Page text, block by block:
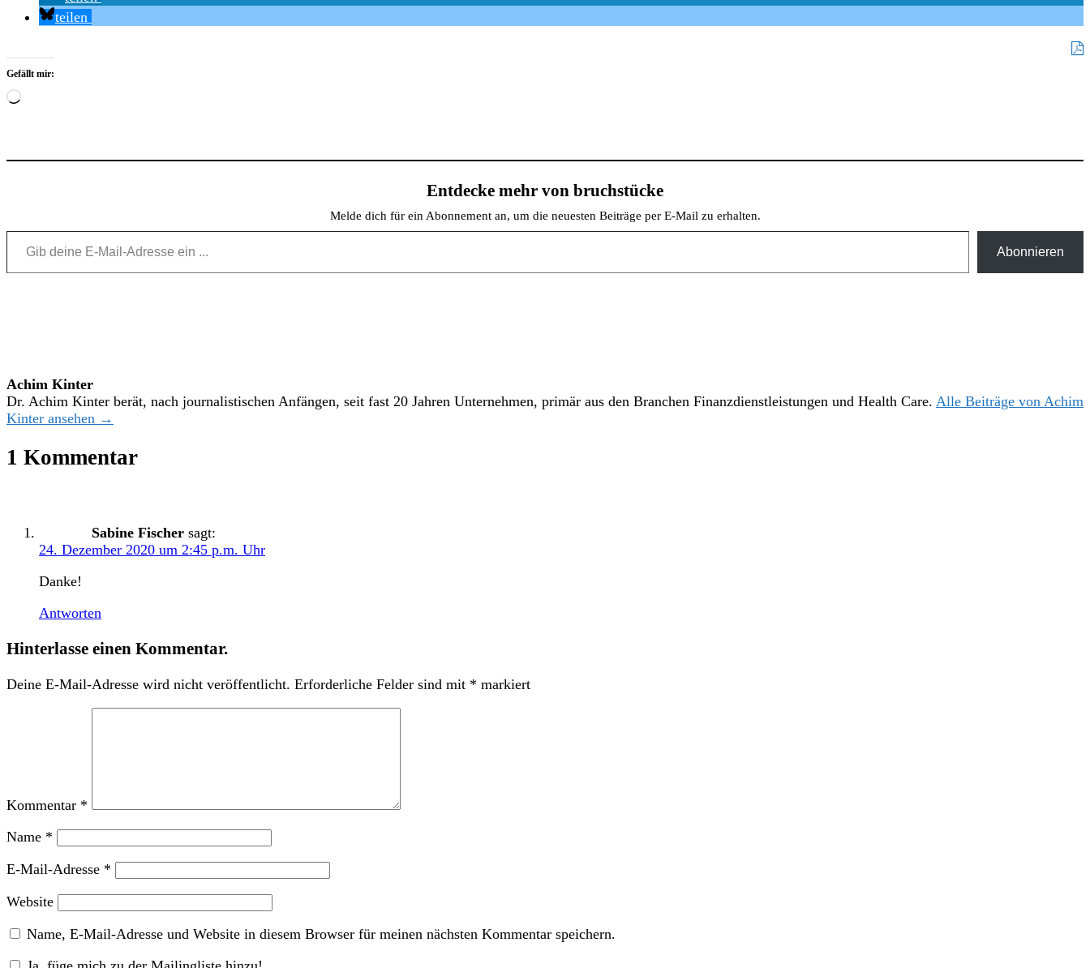
teilen
Gefällt mir:
Wird
Entdecke mehr von bruchstücke
Melde dich für ein Abonnement an, um die neuesten Beiträge per E-Mail zu erhalten.
Gib deine E-Mail-Adresse ein ...
Abonnieren
Achim Kinter
Dr. Achim Kinter berät, nach journalistischen Anfängen, seit fast 20 Jahren Unternehmen, primär aus den Branchen Finanzdienstleistungen und Health Care. Alle Beiträge von Achim
Kinter ansehen →
1 Kommentar
Sabine Fischer sagt:
24. Dezember 2020 um 2:45 p.m. Uhr
Danke!
Antworten
Hinterlasse einen Kommentar.
Deine E-Mail-Adresse wird nicht veröffentlicht. Erforderliche Felder sind mit * markiert
Kommentar *
Name *
E-Mail-Adresse *
Website
Name, E-Mail-Adresse und Website in diesem Browser für meinen nächsten Kommentar speichern.